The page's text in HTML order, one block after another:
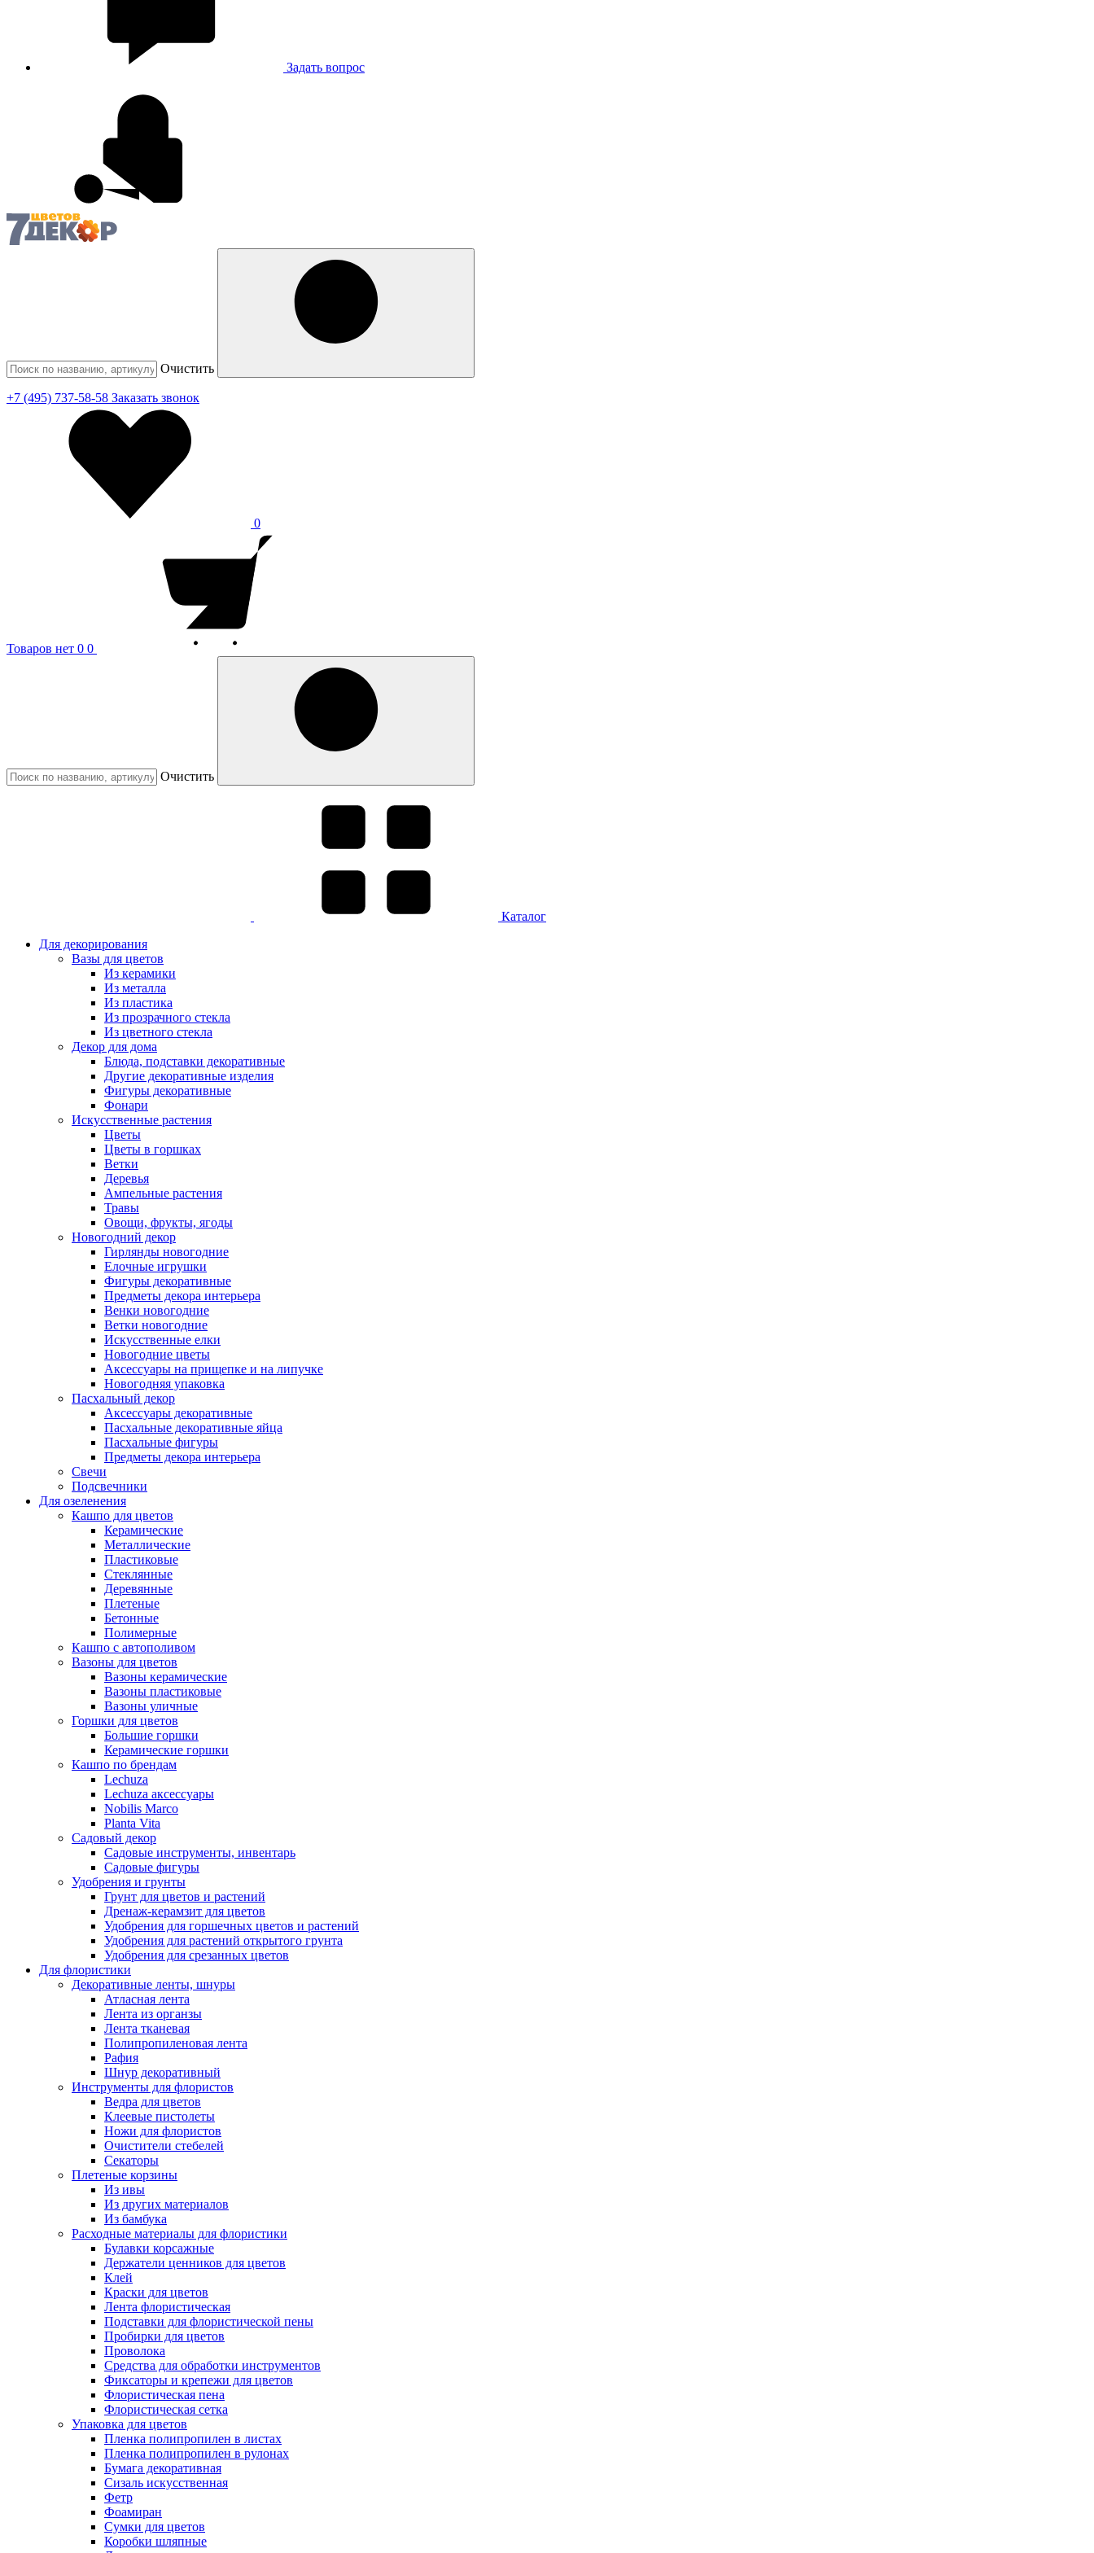
Задать вопрос
Очистить
+7 (495) 737-58-58 Заказать звонок
0
Товаров нет 0 0
Очистить
Каталог
Для декорирования
Вазы для цветов
Из керамики
Из металла
Из пластика
Из прозрачного стекла
Из цветного стекла
Декор для дома
Блюда, подставки декоративные
Другие декоративные изделия
Фигуры декоративные
Фонари
Искусственные растения
Цветы
Цветы в горшках
Ветки
Деревья
Ампельные растения
Травы
Овощи, фрукты, ягоды
Новогодний декор
Гирлянды новогодние
Елочные игрушки
Фигуры декоративные
Предметы декора интерьера
Венки новогодние
Ветки новогодние
Искусственные елки
Новогодние цветы
Аксессуары на прищепке и на липучке
Новогодняя упаковка
Пасхальный декор
Аксессуары декоративные
Пасхальные декоративные яйца
Пасхальные фигуры
Предметы декора интерьера
Свечи
Подсвечники
Для озеленения
Кашпо для цветов
Керамические
Металлические
Пластиковые
Стеклянные
Деревянные
Плетеные
Бетонные
Полимерные
Кашпо с автополивом
Вазоны для цветов
Вазоны керамические
Вазоны пластиковые
Вазоны уличные
Горшки для цветов
Большие горшки
Керамические горшки
Кашпо по брендам
Lechuza
Lechuza аксессуары
Nobilis Marco
Planta Vita
Садовый декор
Садовые инструменты, инвентарь
Садовые фигуры
Удобрения и грунты
Грунт для цветов и растений
Дренаж-керамзит для цветов
Удобрения для горшечных цветов и растений
Удобрения для растений открытого грунта
Удобрения для срезанных цветов
Для флористики
Декоративные ленты, шнуры
Атласная лента
Лента из органзы
Лента тканевая
Полипропиленовая лента
Рафия
Шнур декоративный
Инструменты для флористов
Ведра для цветов
Клеевые пистолеты
Ножи для флористов
Очистители стебелей
Секаторы
Плетеные корзины
Из ивы
Из других материалов
Из бамбука
Расходные материалы для флористики
Булавки корсажные
Держатели ценников для цветов
Клей
Краски для цветов
Лента флористическая
Подставки для флористической пены
Пробирки для цветов
Проволока
Средства для обработки инструментов
Фиксаторы и крепежи для цветов
Флористическая пена
Флористическая сетка
Упаковка для цветов
Пленка полипропилен в листах
Пленка полипропилен в рулонах
Бумага декоративная
Сизаль искусственная
Фетр
Фоамиран
Сумки для цветов
Коробки шляпные